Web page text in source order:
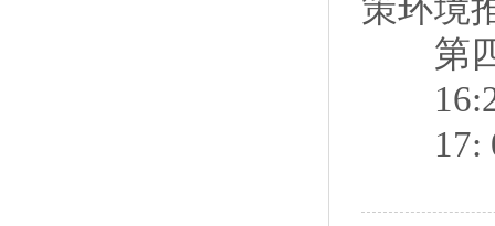
策环境
第四
17: